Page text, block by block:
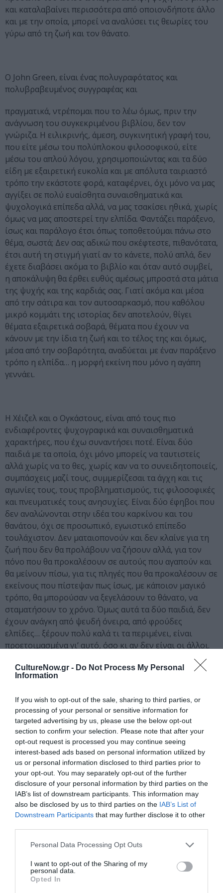
CultureNow.gr - Do Not Process My Personal
Information
If you wish to opt-out of the sale, sharing to third parties, or
processing of your personal or sensitive information for
targeted advertising by us, please use the below opt-out
section to confirm your selection. Please note that after your
opt-out request is processed you may continue seeing
interest-based ads based on personal information utilized by
us or personal information disclosed to third parties prior to
your opt-out. You may separately opt-out of the further
disclosure of your personal information by third parties on the
IAB’s list of downstream participants. This information may
also be disclosed by us to third parties on the IAB’s List of
Downstream Participants that may further disclose it to other
Personal Data Processing Opt Outs
I want to opt-out of the Sharing of my
personal data.
Opted In
και καταλαβαίνει περισσότερα από οποιονδήποτε άλλο
και με την οποία, μπορεί να αναλύσει τις θεωρίες του
γύρω από τη ζωή και τον θάνατο.
Ο John Green, είναι ένας πολυγραφότατος και
πολυβραβευμένος συγγραφέας και
πραγματικά, ντρέπομαι που το λέω όμως, πριν την
ανάγνωση του συγκεκριμένου βιβλίου, δεν τον
γνώριζα. Η ειλικρινής, άμεση, συγκινητική γραφή του,
που είτε μέσω του πολύπλοκου φιλοσοφικού, είτε
μέσω του απλού λόγου, χρησιμοποιώντας και τα δύο
είδη με εξαιρετική ευκολία και με απόλυτα ταιριαστό
τρόπο την εκάστοτε φορά, καταφέρνει, όχι μόνο να μας
αγγίξει σε πολύ ευαίσθητα συναισθηματικά και
ψυχολογικά επίπεδα αλλά, να μας τσακίσει ηθικά, χωρίς
όμως να μας αποστερεί την ελπίδα. Φαντάζει παράξενο,
ίσως και παράλογο έτσι όπως τοποθετούμαι πάνω στο
θέμα, σωστά; Δεν σας αδικώ που σκέφτεστε, πιθανότατα,
έτσι αυτή τη στιγμή γιατί αν το κάνετε, πολύ απλά, δεν
έχετε διαβάσει ακόμα το βιβλίο και όταν αυτό συμβεί,
η αποκάλυψη θα έρθει ευθύς αμέσως μπροστά στα μάτια
της ψυχής και της καρδιάς σας. Γιατί ακόμα και μέσα
από την σάτιρα και τον αυτοσαρκασμό, που καθόλου
μικρό κομμάτι της ιστορίας δεν αποτελούν, θίγει
θέματα εξαιρετικά σοβαρά, θέματα που έχουν να
κάνουν με την ίδια τη ζωή και το τέλος της και όμως,
μέσα από την σοβαρότητα, αναδύεται με έναν παράξενο
τρόπο η ελπίδα… η μορφή εκείνη που μόνο η αγάπη
γεννάει.
Η Χέιζελ και ο Ογκάστους, είναι από τους πιο
ενδιαφέροντες ψυχογραφικά και συναισθηματικά
χαρακτήρες, που έχω συναντήσει ποτέ. Είναι δύο
παιδιά με τα οποία, όχι μόνο μπορείς να ταυτιστείς
αλλά χωρίς να το θες, χωρίς καν να το συνειδητοποιείς,
συμπάσχεις μαζί τους, συμμερίζεσαι τα άγχη και τις
αγωνίες τους, τους προβληματισμούς, τις φιλοσοφικές
και πνευματικές τους ανησυχίες. Είναι δύο έφηβοι που
δεν αναλώνονται στην ιδέα του καρκίνου και του
θανάτου, όχι σε προσωπικό, εγωιστικό επίπεδο
τουλάχιστον. Δεν ματαιοπονούν και δεν κλαίνε για τη
ζωή που δεν θα προλάβουν να ζήσουν αλλά, για τον
πόνο που θα προκαλέσουν σε αυτούς που αγαπούν και
θα μείνουν πίσω, για τις πληγές που θα προκαλέσουν σε
εκείνους που πίστεψαν πως ίσως, με κάποιον μαγικό
τρόπο, θα μπορούσαν να ξεγελάσουν το θάνατο, να
σταματήσουν το χρόνο. Όμως αυτά τα δύο παιδιά, δεν
έχουν ανάγκη από ψευδή όνειρα, από φρούδες
ελπίδες… ξέρουν πολύ καλά τι τα περιμένει, είναι
προετοιμασμένα γι’ αυτό, όσο κι αν δεν είναι οι άλλοι.
Πάντα θα ήθελαν να έχουν λίγο παραπάνω χρόνο αλλά
δεν θα πενθήσουν γι’ αυτό, αντίθετα, θα δοξάζουν που
μπόρεσαν να αγαπήσουν και να αγαπηθούν. Αν αυτό δεν
Ειλικρινά… θα μπορούσα να πω τόσα, μα τόσα πολλά γι’
αυτό το βιβλίο και πάλι, θα ήταν πολύ λίγα για να
περιγράψω, πως με έκανε να αισθανθώ, τόσο κατά την
διάρκεια της πρώτης, όσο και της δεύτερης ανάγνωσής
τους. Ήταν μια ιστορία που την έζησα ως τα βάθη της
ψυχής μου, μια ιστορία που θα μπορούσε να ζήσει ο
καθένας από εμάς και όμως, θα έδινε τα πάντα για να
μην το κάνει και ο λόγος, ότι δεν θα ήξερε αν θα
μπορούσε να το διαχειριστεί. Και πράγματι, ίσως να
μην μπορούσε γιατί δυστυχώς, ο κόσμος μας, βρίθει
ο Ογκάστους. Ίσως πάλι, οι περισσότεροι, να μην έχουν
κάποιον σημαντικό λόγο για να παλέψουν, κάτι που να